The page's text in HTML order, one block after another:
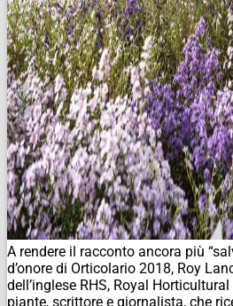
A rendere il racconto ancora più
d’onore di Orticolario 2018, Roy
dell’inglese RHS, Royal
piante, scrittore e giornalista, che